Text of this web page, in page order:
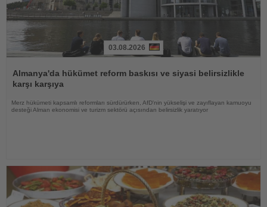
Oku
03.08.2026
Almanya'da hükümet reform baskısı ve siyasi belirsizlikle
karşı karşıya
Merz hükümeti kapsamlı reformları sürdürürken, AfD'nin yükselişi ve zayıflayan kamuoyu
desteği Alman ekonomisi ve turizm sektörü açısından belirsizlik yaratıyor